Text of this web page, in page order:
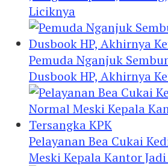
Liciknya
Pemuda Nganjuk
Dusbook HP, Akhirnya
Pelayanan Bea Cukai
Meski Kepala Kantor